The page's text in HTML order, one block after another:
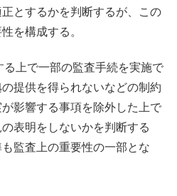
とするかを判断するが、この
を構成する。
上で一部の監査手続を実施で
提供を得られないなどの制約
影響する事項を除外した上で
表明をしないかを判断する
監査上の重要性の一部とな